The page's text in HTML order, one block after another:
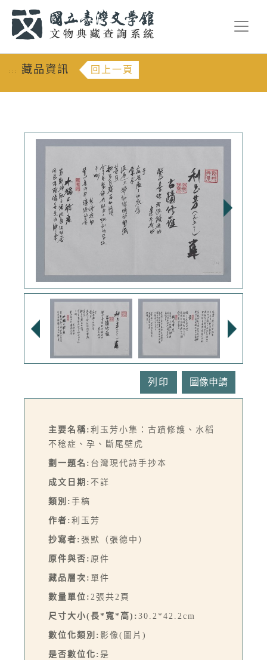
::: 藏品資訊 回上一頁
列印
主要名稱: 利玉芳小集：古蹟修護、水稻
不稔症、孕、斷尾壁虎
劃一題名: 台灣現代詩手抄本
成文日期: 不詳
類別: 手稿
作者: 利玉芳
抄寫者: 張默（張德中）
原件與否: 原件
藏品層次: 單件
數量單位: 2張共2頁
尺寸大小(長*寬*高): 30.2*42.2cm
數位化類別: 影像(圖片)
是否數位化: 是